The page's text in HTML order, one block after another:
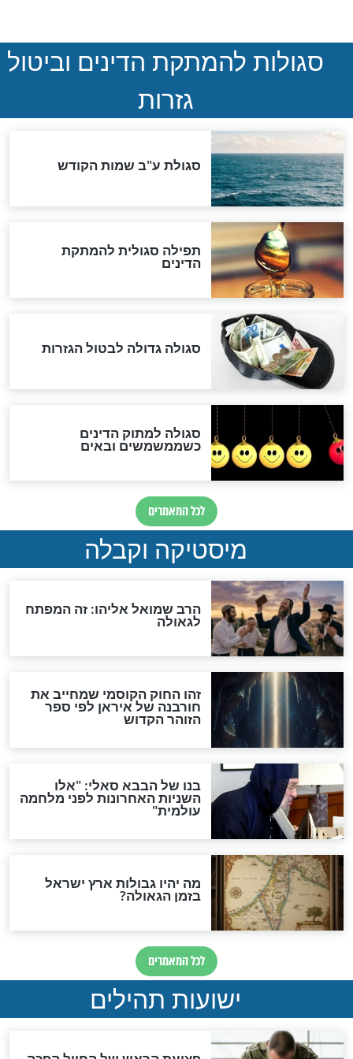
ההסכם החשאי של טראמפ
ואיראן: בלי שקיפות ועם הרבה
סימני שאלה
המסמך האבוד שנחשף
במרתפי מוסקבה: כתב היד
הנדיר של הרשב"ם התגלה
"מודה לקב"ה על כל השנים"
לכל המאמרים
אחרית הימים
האם אפשר לחשב את הקץ?
מה יהיה בימות המשיח?
"לפני הגאולה תהיה אפיקורסות
והכחשה גדולה מאוד של
האמונה"
האם לאחר בוא המשיח יהיה
אפשר לחזור בתשובה?
לכל המאמרים